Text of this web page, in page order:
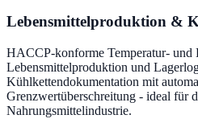
Lebensmittelproduktion &
HACCP-konforme Temperatur- und
Lebensmittelproduktion und
Kühlkettendokumentation mit
Grenzwertüberschreitung - ideal für
Nahrungsmittelindustrie.